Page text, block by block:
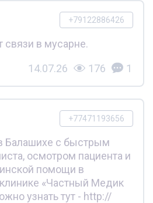
+79122886426
связи в мусарне.
14.07.26 176 1
+77471193656
Балашихе с быстрым
осмотром пациента и
помощи в
«Частный Медик
узнать тут - http://